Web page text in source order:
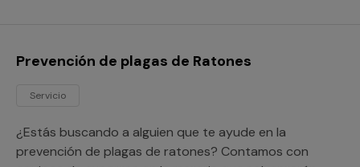
Prevención de plagas de Ratones
Servicio
¿Estás buscando a alguien que te ayude en la
prevención de plagas de ratones? Contamos con